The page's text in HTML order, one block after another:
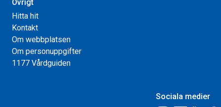
Övrigt
Hitta hit
Kontakt
Om webbplatsen
Om personuppgifter
1177 Vårdguiden
Sociala medier